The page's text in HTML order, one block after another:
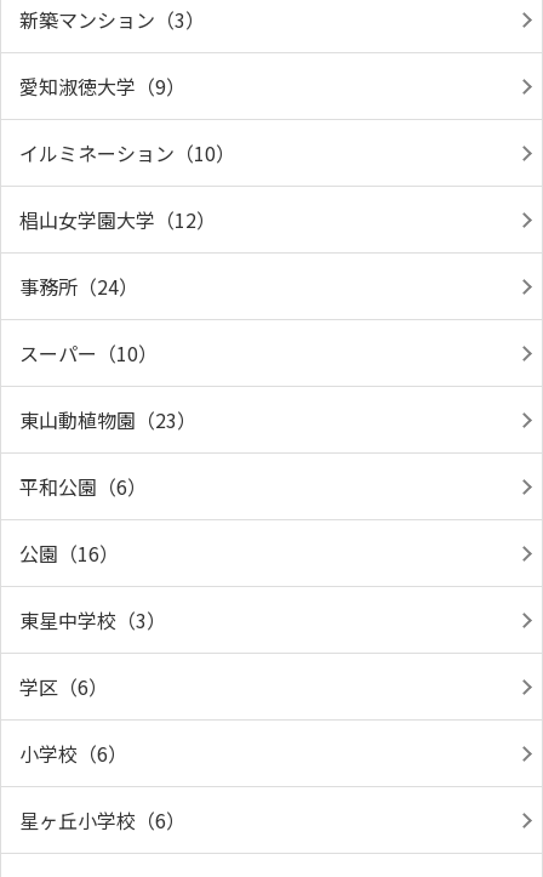
新築マンション（3）
愛知淑徳大学（9）
イルミネーション（10）
椙山女学園大学（12）
事務所（24）
スーパー（10）
東山動植物園（23）
平和公園（6）
公園（16）
東星中学校（3）
学区（6）
小学校（6）
星ヶ丘小学校（6）